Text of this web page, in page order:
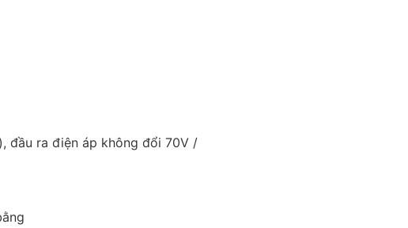
đầu ra điện áp không đổi 70V /